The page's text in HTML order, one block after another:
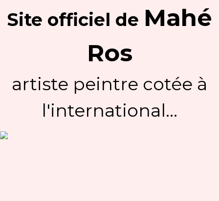
Site officiel de Mahé
Ros
artiste peintre cotée à
l'international...